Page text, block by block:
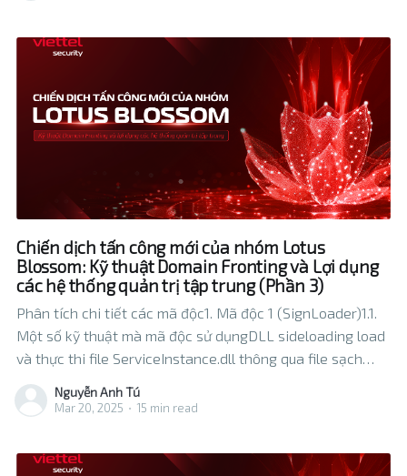
Chiến dịch tấn công mới của nhóm Lotus
Blossom: Kỹ thuật Domain Fronting và Lợi dụng
các hệ thống quản trị tập trung (Phần 3)
Phân tích chi tiết các mã độc1. Mã độc 1 (SignLoader)1.1.
Một số kỹ thuật mà mã độc sử dụngDLL sideloading load
và thực thi file ServiceInstance.dll thông qua file sạch
EPHost.Integrity.exe là một module của Bitdefender.Hình
50. Kỹ thuật DLL Sideloading mà mã
Nguyễn Anh Tú
Mar 20, 2025 • 15 min read